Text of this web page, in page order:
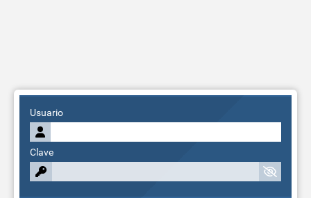
Usuario
Clave